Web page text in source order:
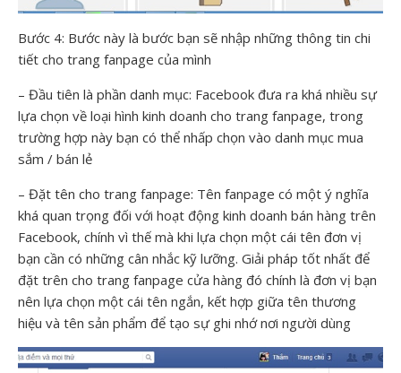
Bước 4: Bước này là bước bạn sẽ nhập những thông tin chi
tiết cho trang fanpage của mình
– Đầu tiên là phần danh mục: Facebook đưa ra khá nhiều sự
lựa chọn về loại hình kinh doanh cho trang fanpage, trong
trường hợp này bạn có thể nhấp chọn vào danh mục mua
sắm / bán lẻ
– Đặt tên cho trang fanpage: Tên fanpage có một ý nghĩa
khá quan trọng đối với hoạt động kinh doanh bán hàng trên
Facebook, chính vì thế mà khi lựa chọn một cái tên đơn vị
bạn cần có những cân nhắc kỹ lưỡng. Giải pháp tốt nhất để
đặt trên cho trang fanpage cửa hàng đó chính là đơn vị bạn
nên lựa chọn một cái tên ngắn, kết hợp giữa tên thương
hiệu và tên sản phẩm để tạo sự ghi nhớ nơi người dùng